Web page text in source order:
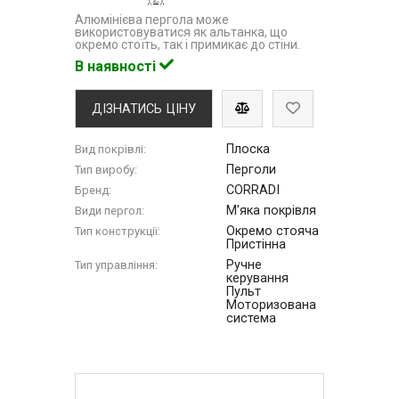
Алюмінієва пергола може
використовуватися як альтанка, що
окремо стоїть, так і примикає до стіни.
В наявності
ДІЗНАТИСЬ ЦІНУ
Вид покрівлі: Плоска
Тип виробу: Перголи
Бренд: CORRADI
Види пергол: М'яка покрівля
Тип конструкції:
Окремо стояча
Пристінна
Тип управління:
Ручне
керування
Пульт
Моторизована
система